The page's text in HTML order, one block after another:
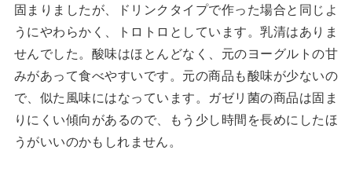
固まりましたが、ドリンクタイプで作った場合と同じよ
うにやわらかく、トロトロとしています。乳清はありま
せんでした。酸味はほとんどなく、元のヨーグルトの甘
みがあって食べやすいです。元の商品も酸味が少ないの
で、似た風味にはなっています。ガゼリ菌の商品は固ま
りにくい傾向があるので、もう少し時間を長めにしたほ
うがいいのかもしれません。